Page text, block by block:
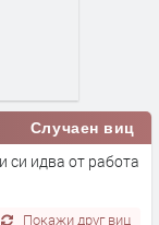
Случаен виц
си идва от работа
Покажи друг виц